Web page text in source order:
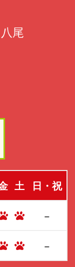
尾
土 日・祝
−
−